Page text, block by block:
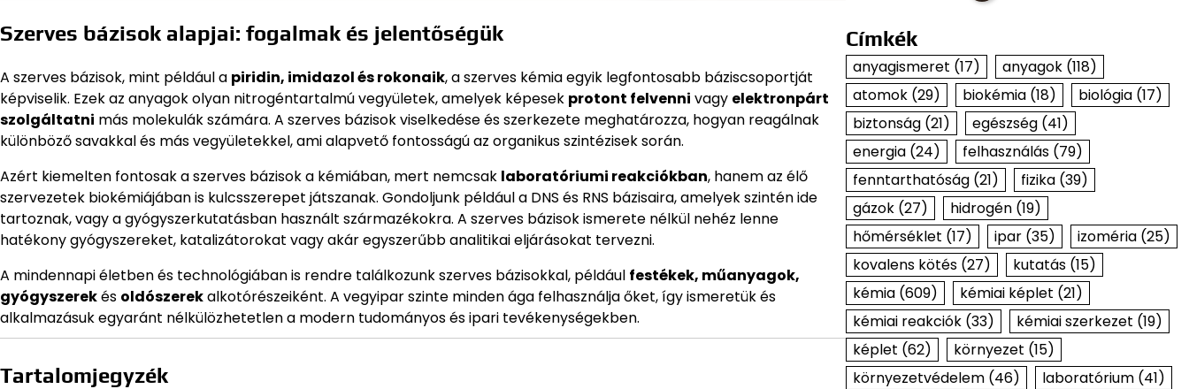
Szerves bázisok alapjai: fogalmak és jelentőségük
A szerves bázisok, mint például a piridin, imidazol és rokonaik, a szerves kémia egyik legfontosabb báziscsoportját
képviselik. Ezek az anyagok olyan nitrogéntartalmú vegyületek, amelyek képesek protont felvenni vagy elektronpárt
szolgáltatni más molekulák számára. A szerves bázisok viselkedése és szerkezete meghatározza, hogyan reagálnak
különböző savakkal és más vegyületekkel, ami alapvető fontosságú az organikus szintézisek során.
Azért kiemelten fontosak a szerves bázisok a kémiában, mert nemcsak laboratóriumi reakciókban, hanem az élő
szervezetek biokémiájában is kulcsszerepet játszanak. Gondoljunk például a DNS és RNS bázisaira, amelyek szintén ide
tartoznak, vagy a gyógyszerkutatásban használt származékokra. A szerves bázisok ismerete nélkül nehéz lenne
hatékony gyógyszereket, katalizátorokat vagy akár egyszerűbb analitikai eljárásokat tervezni.
A mindennapi életben és technológiában is rendre találkozunk szerves bázisokkal, például festékek, műanyagok,
gyógyszerekés oldószerekalkotórészeiként. A vegyipar szinte minden ága felhasználja őket, így ismeretük és
alkalmazásuk egyaránt nélkülözhetetlen a modern tudományos és ipari tevékenységekben.
Tartalomjegyzék
Címkék
anyagismeret (17) anyagok(118)
atomok(29) biokémia(18) biológia(17)
biztonság(21) egészség(41)
energia(24) felhasználás(79)
fenntarthatóság(21) fizika(39)
gázok(27) hidrogén(19)
hőmérséklet (17) ipar(35) izoméria(25)
kovalens kötés(27) kutatás(15)
kémia(609) kémiai képlet (21)
kémiai reakciók(33) kémiai szerkezet (19)
képlet (62) környezet (15)
környezetvédelem(46) laboratórium(41)